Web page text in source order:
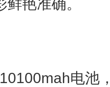
艳准确。
电池